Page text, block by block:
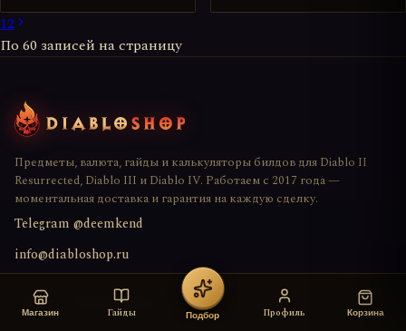
12
По 60 записей на страницу
Предметы, валюта, гайды и калькуляторы билдов для Diablo II
Resurrected, Diablo III и Diablo IV. Работаем с 2017 года —
моментальная доставка и гарантия на каждую сделку.
Telegram @deemkend
info@diabloshop.ru
DIABLO II: RESURRECTED
Магазин Гайды Подбор Профиль Корзина